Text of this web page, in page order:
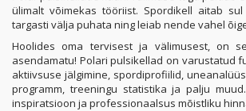
ülimalt võimekas tööriist. Spordikell aitab
targasti välja puhata ning leiab nende vahel
Hoolides oma tervisest ja välimusest, on
asendamatu! Polari pulsikellad on varustatud
aktiivsuse jälgimine, spordiprofiilid,
programm, treeningu statistika ja palju
inspiratsioon ja professionaalsus mõistliku